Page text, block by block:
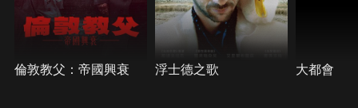
倫敦教父：帝國興衰 浮士德之歌 大都會